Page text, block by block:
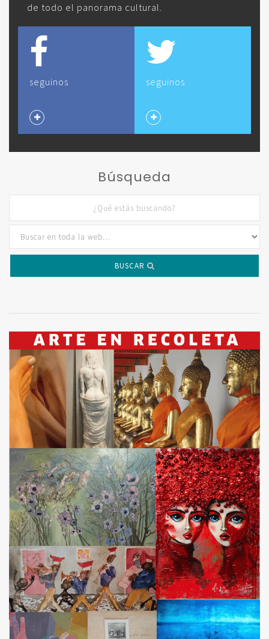
de todo el panorama cultural.
seguinos seguinos
Búsqueda
BUSCAR